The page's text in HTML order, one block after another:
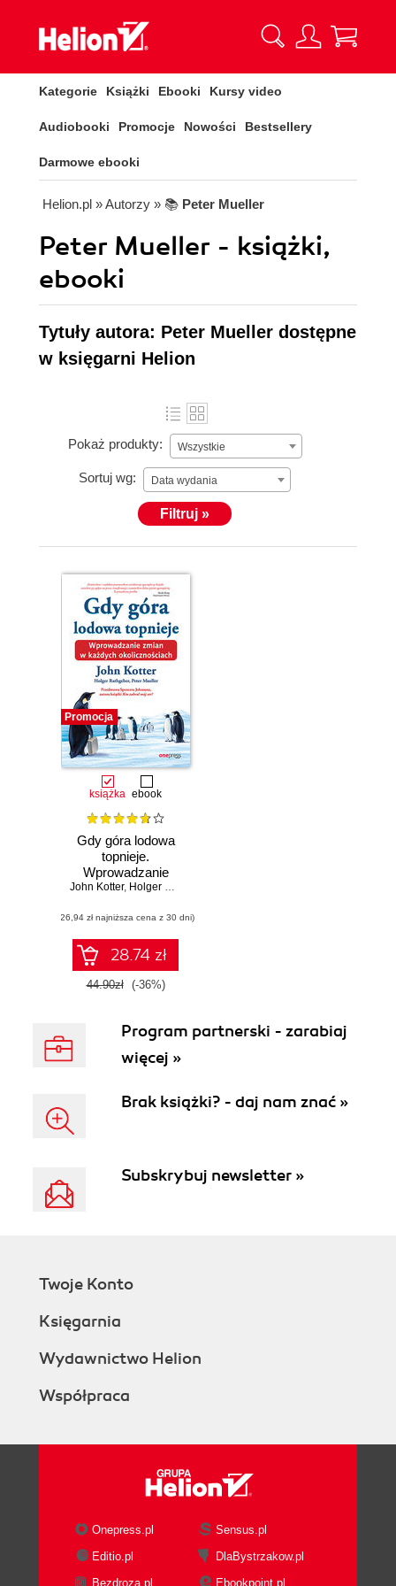
Kategorie Książki Ebooki Kursy video
Audiobooki Promocje Nowości Bestsellery
Darmowe ebooki
Helion.pl » Autorzy » 📚 Peter Mueller
Peter Mueller - książki,
ebooki
Tytuły autora: Peter Mueller dostępne
w księgarni Helion
Pokaż produkty: Wszystkie
Sortuj wg: Data wydania
Filtruj »
Promocja
książka ebook
Gdy góra lodowa
topnieje.
Wprowadzanie
zmian w każdych
John Kotter, Holger Rathgeber
(26,94 zł najniższa cena z 30 dni)
28.74 zł
44.90zł (-36%)
Program partnerski - zarabiaj
więcej »
Brak książki? - daj nam znać »
Subskrybuj newsletter »
Twoje Konto
Księgarnia
Wydawnictwo Helion
Współpraca
Onepress.pl
Sensus.pl
Editio.pl
DlaBystrzakow.pl
Bezdroza.pl
Ebookpoint.pl